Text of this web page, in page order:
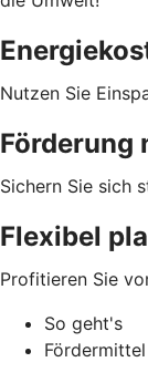
Nutzen Sie
Förderung
Sichern Sie sich
Flexibel
Profitieren Sie
So geht's
Fördermittel